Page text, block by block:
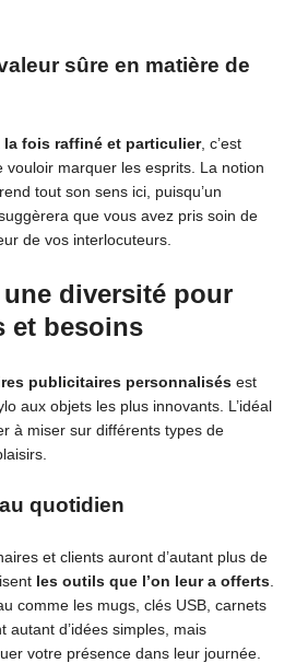
sûre en matière de
la fois raffiné et particulier, c’est
vouloir marquer les esprits. La notion
tout son sens ici, puisqu’un
que vous avez pris soin de
de vos interlocuteurs.
diversité pour
et besoins
publicitaires personnalisésest
aux objets les plus innovants. L’idéal
à miser sur différents types de
quotidien
et clients auront d’autant plus de
les outils que l’on leur a offerts.
comme les mugs, clés USB, carnets
autant d’idées simples, mais
votre présence dans leur journée.